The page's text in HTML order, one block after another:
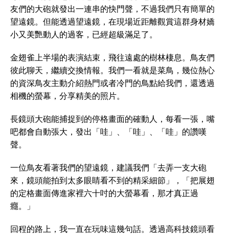
友們的大砲就發出一連串的快門聲，不過我們只有簡單的
望遠鏡。但能透過望遠鏡，在現場近距離觀賞這群身材嬌
小又美艷動人的過客，已經超級滿足了。
金翅雀上半場的表演結束，飛往遠處的樹林棲息。鳥友們
彼此聊天，繼續交換情報。我們一看就是菜鳥，幾位熱心
的資深鳥友主動介紹熱門或者冷門的鳥點給我們，還透過
相機的螢幕，分享精美的照片。
長鏡頭大砲能捕捉到的停格畫面的確動人，每看一張，嘴
吧都會自動張大，發出「哇」、「哇」、「哇」的讚嘆
聲。
一位鳥友看著我們的望遠鏡，建議我們「去弄一支大砲
來，鏡頭能拍到太多眼睛看不到的精采細節」，「把展翅
的定格畫面傳進家裡六十吋的大螢幕看，那才真正過
癮。」
回程的路上，我一直在玩味這幾句話。透過高科技鏡頭看